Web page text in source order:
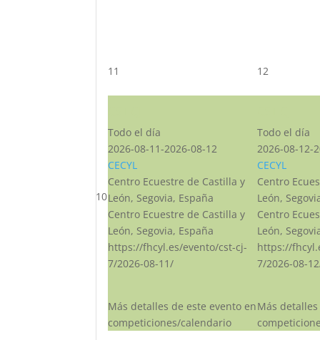
10
11
Todo el día
2026-08-11-2026-08-12
CECYL
Centro Ecuestre de Castilla y
León, Segovia, España
Centro Ecuestre de Castilla y
León, Segovia, España
https://fhcyl.es/evento/cst-cj-
7/2026-08-11/
Más detalles de este evento en
competiciones/calendario
12
Todo el día
2026-08-12-
CECYL
Centro
León,
Centro
León,
https://
7/2026-08-
Más